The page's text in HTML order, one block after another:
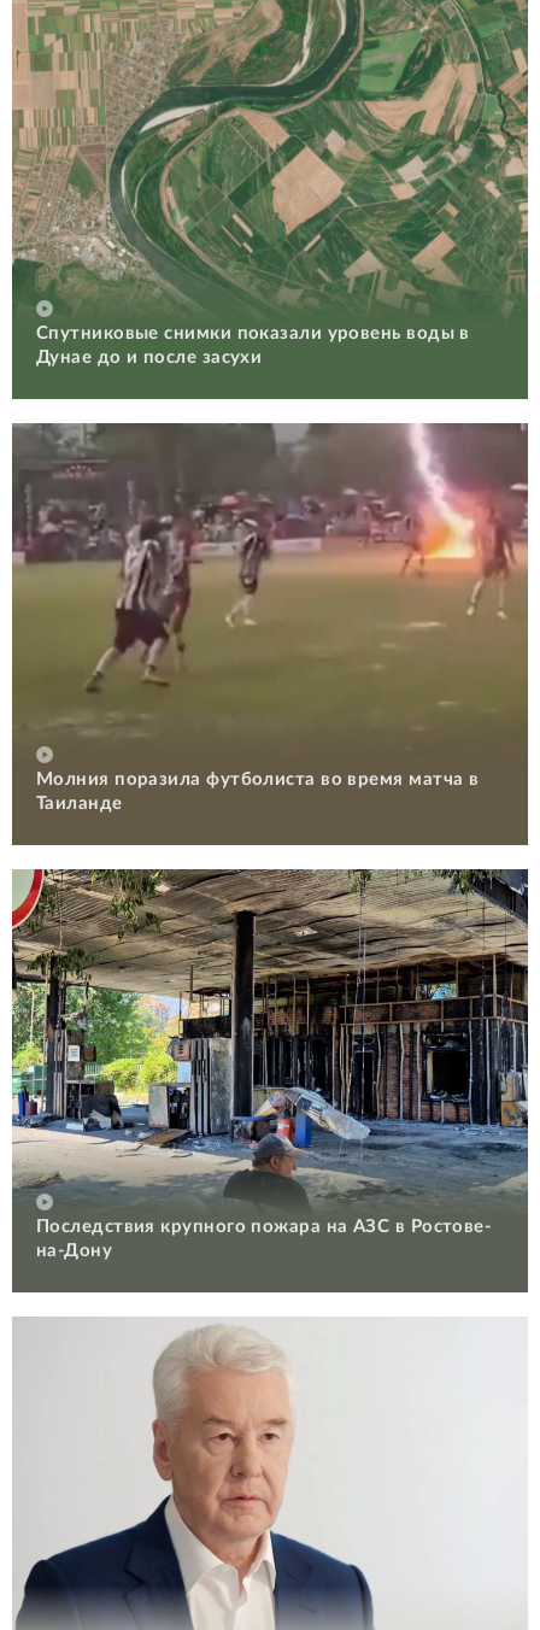
Спутниковые снимки показали уровень воды в
Дунае до и после засухи
Молния поразила футболиста во время матча в
Таиланде
Последствия крупного пожара на АЗС в Ростове-
на-Дону